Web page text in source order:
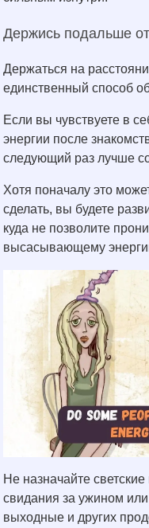
Держись подальше
Держаться на
единственный способ
Если вы чувствуете в
энергии после
следующий раз лучше
Хотя поначалу это
сделать, вы будете
куда не позволите
высасывающему
Не назначайте
свидания за ужином
выходные и других